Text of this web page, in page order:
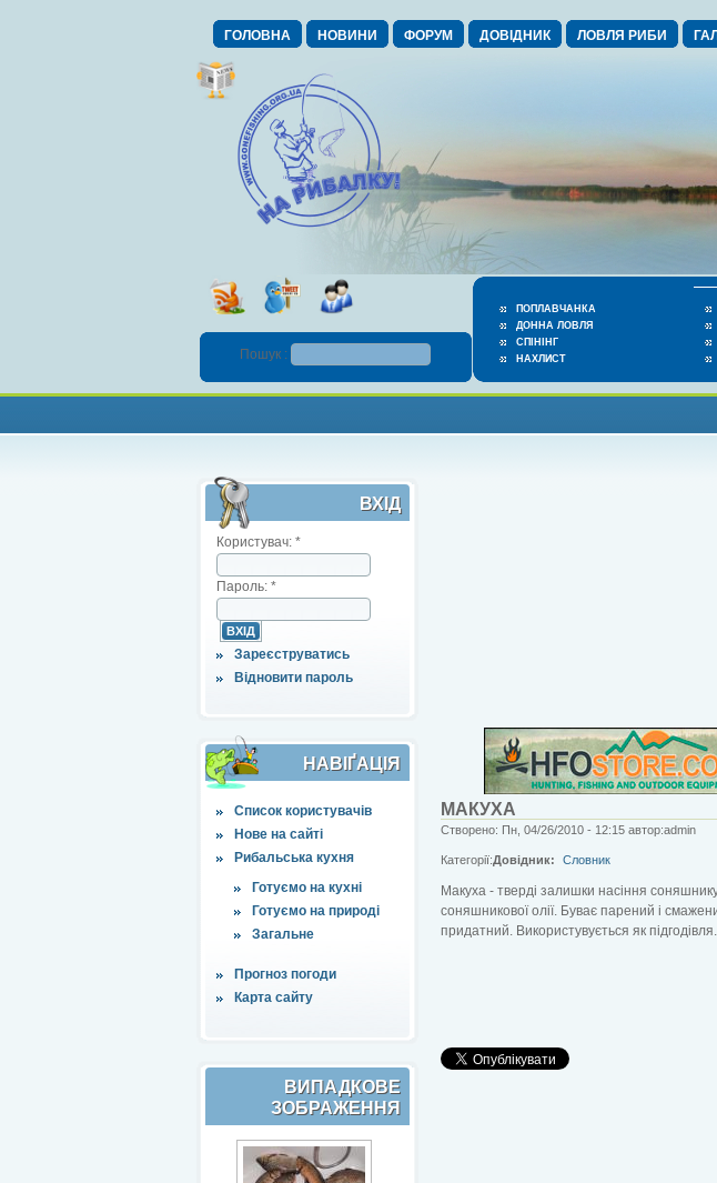
ГОЛОВНА НОВИНИ ФОРУМ ДОВІДНИК ЛОВЛЯ РИБИ
ПОПЛАВЧАНКА
ДОННА ЛОВЛЯ
СПІНІНГ
НАХЛИСТ
Пошук :
ВХІД
Користувач: *
Пароль: *
Зареєструватись
Відновити пароль
НАВІҐАЦІЯ
Список користувачів
Нове на сайті
Рибальська кухня
Готуємо на кухні
Готуємо на природі
Загальне
Прогноз погоди
Карта сайту
ВИПАДКОВЕ
ЗОБРАЖЕННЯ
МАКУХА
Створено: Пн, 04/26/2010 - 12:15 автор:admin
Категорії:Довідник: Словник
Макуха - тверді залишки насіння
соняшникової олії. Буває парений і
придатний. Використувується як підгодівля.